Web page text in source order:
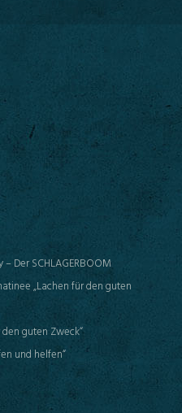
Der SCHLAGERBOOM
„Lachen für den guten
guten Zweck“
und helfen“